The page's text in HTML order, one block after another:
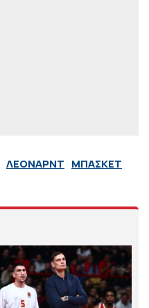
ΛΕΟΝΑΡΝΤ ΜΠΑΣΚΕΤ